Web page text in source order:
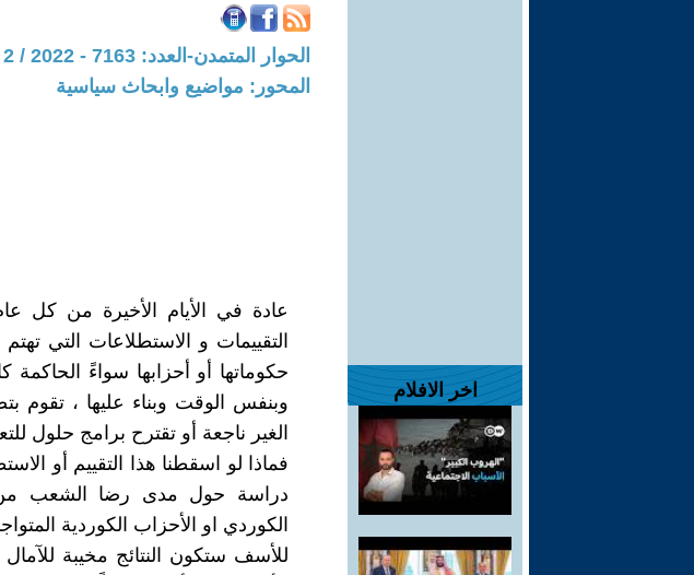
اخر الافلام
الحوار المتمدن-العدد: 7163 - 2022 / 2 / 15 - 11:39
المحور: مواضيع وابحاث سياسية
عادة في الأيام الأخيرة من كل
التقييمات و الاستطلاعات التي
حكوماتها أو أحزابها سواءً
وبنفس الوقت وبناء عليها ، تقوم
الغير ناجعة أو تقترح برامج حلول
فماذا لو اسقطنا هذا التقييم أو
دراسة حول مدى رضا الشعب من
الكوردي او الأحزاب الكوردية
للأسف ستكون النتائج مخيبة